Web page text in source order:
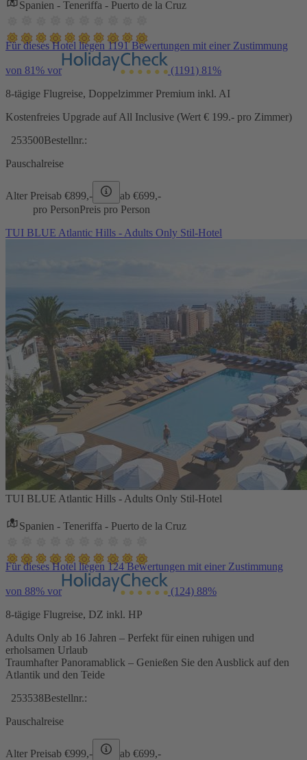
Spanien - Teneriffa - Puerto de la Cruz
Für dieses Hotel liegen 1191 Bewertungen mit einer Zustimmung
von 81% vor (1191) 81%
8-tägige Flugreise, Doppelzimmer Premium inkl. AI
Kostenfreies Upgrade auf All Inclusive (Wert € 199.- pro Zimmer)
253500Bestellnr.:
Pauschalreise
Alter Preisab €899,- ab €699,-
pro PersonPreis pro Person
TUI BLUE Atlantic Hills - Adults Only Stil-Hotel
TUI BLUE Atlantic Hills - Adults Only Stil-Hotel
Spanien - Teneriffa - Puerto de la Cruz
Für dieses Hotel liegen 124 Bewertungen mit einer Zustimmung
von 88% vor (124) 88%
8-tägige Flugreise, DZ inkl. HP
Adults Only ab 16 Jahren – Perfekt für einen ruhigen und
erholsamen Urlaub
Traumhafter Panoramablick – Genießen Sie den Ausblick auf den
Atlantik und den Teide
253538Bestellnr.:
Pauschalreise
Alter Preisab €999,- ab €699,-